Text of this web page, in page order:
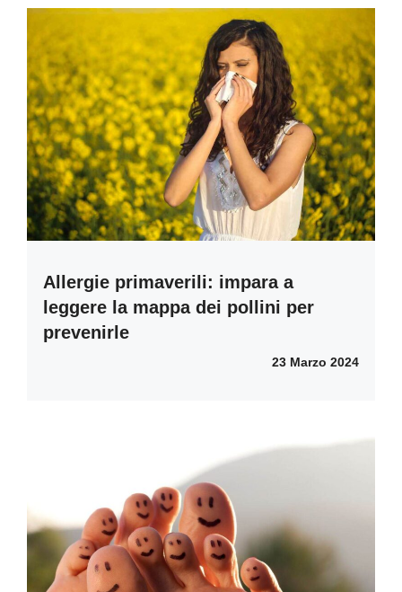
Allergie primaverili: impara a
leggere la mappa dei pollini per
prevenirle
23 Marzo 2024